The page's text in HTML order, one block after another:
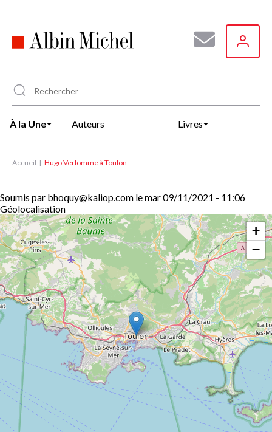
principal
À la Une Auteurs Livres
Accueil Hugo Verlomme à Toulon
Soumis par bhoquy@kaliop.com lemar 09/11/2021 - 11:06
Géolocalisation
+
−